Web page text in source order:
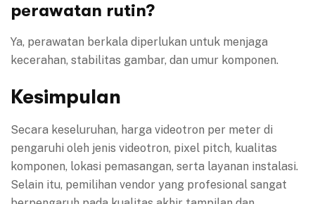
perawatan rutin?
Ya, perawatan berkala diperlukan untuk menjaga
kecerahan, stabilitas gambar, dan umur komponen.
Kesimpulan
Secara keseluruhan, harga videotron per meter di
pengaruhi oleh jenis videotron, pixel pitch, kualitas
komponen, lokasi pemasangan, serta layanan instalasi.
Selain itu, pemilihan vendor yang profesional sangat